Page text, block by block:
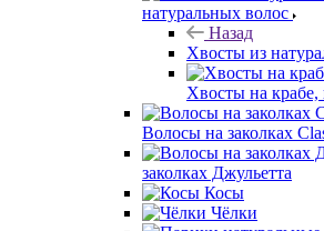
натуральных волос
Назад
Хвосты из
Хвосты на крабе,
Волосы на заколках
заколках Джульетта
Косы
Чёлки